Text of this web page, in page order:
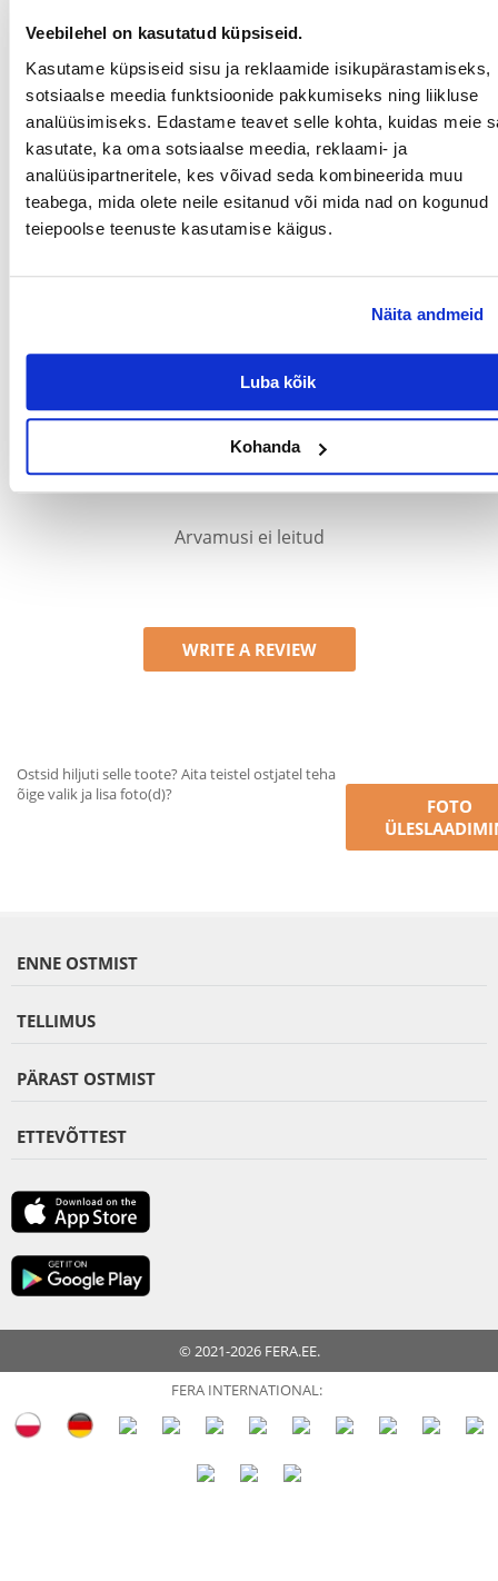
Veebilehel on kasutatud küpsiseid.
Kasutame küpsiseid sisu ja reklaamide isikupärastamiseks,
sotsiaalse meedia funktsioonide pakkumiseks ning liikluse
analüüsimiseks. Edastame teavet selle kohta, kuidas meie
kasutate, ka oma sotsiaalse meedia, reklaami- ja
analüüsipartneritele, kes võivad seda kombineerida muu
teabega, mida olete neile esitanud või mida nad on kogunud
teiepoolse teenuste kasutamise käigus.
Näita andmeid
Luba kõik
Kohanda
tuhmused ja plekid. Puhastamist hõlbustab lai ergonoomiline käepide.
Need seadmed on akvaariumi jaoks kõige ohutum lahendus, sest
need välistavad täielikult vee kokkupuute inimese käte nahaga. Nii ei
pääse akvaariumi elanikele potentsiaalselt ohtlikke baktereid ega
muid mikroorganisme akvaariumisse.
Suurus S
Klaasi paksus <6 mm
Parameetrid
saavad seda hinnata. Tärnireiting on kõigi hinnangute
keskmine. Pärast tagasiside töötlemist avaldame nii positiivsed
Arvamusi ei leitud
WRITE A REVIEW
Ostsid hiljuti selle toote? Aita teistel ostjatel teha
õige valik ja lisa foto(d)?
FOTO
ENNE OSTMIST
TELLIMUS
PÄRAST OSTMIST
ETTEVÕTTEST
© 2021-2026 FERA.EE.
FERA INTERNATIONAL: